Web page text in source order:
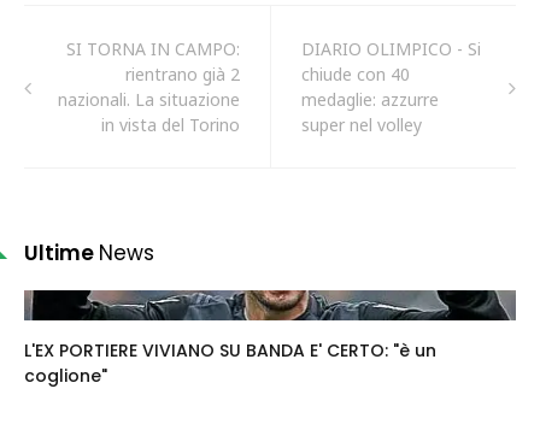
SI TORNA IN CAMPO:
rientrano già 2
nazionali. La situazione
in vista del Torino
DIARIO OLIMPICO - Si
chiude con 40
medaglie: azzurre
super nel volley
Ultime News
L'EX PORTIERE VIVIANO SU BANDA E' CERTO: "è un
coglione"